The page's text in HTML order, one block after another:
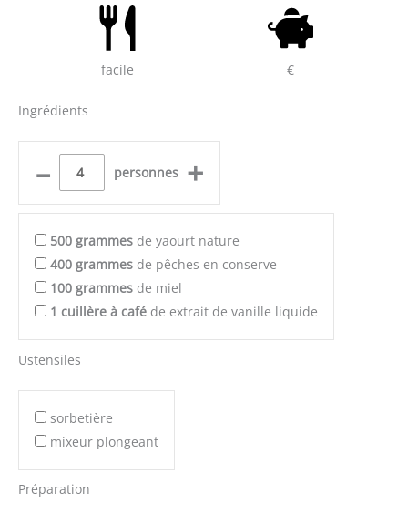
facile €
Ingrédients
– personnes +
500 grammes de yaourt nature
400 grammes de pêches en conserve
100 grammes de miel
1 cuillère à café de extrait de vanille liquide
Ustensiles
sorbetière
mixeur plongeant
Préparation